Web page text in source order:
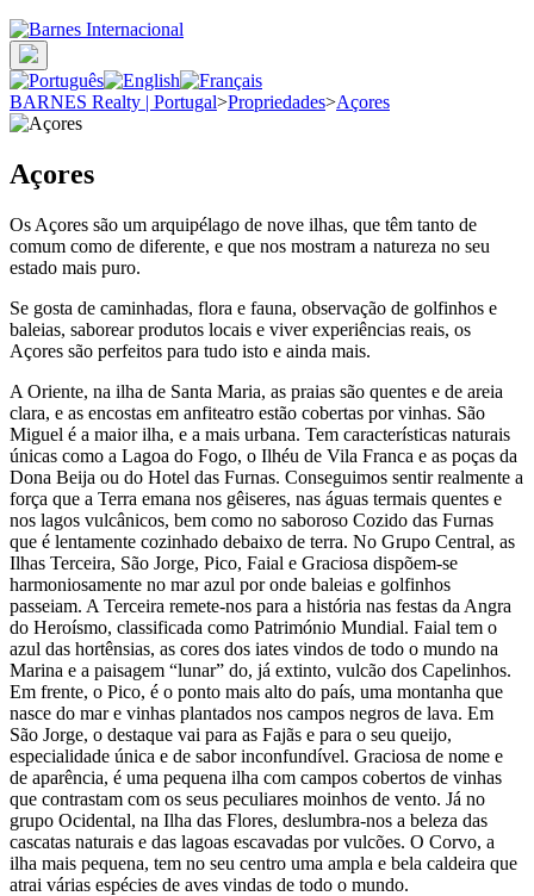
BARNES Realty | Portugal>Propriedades>Açores
Açores
Os Açores são um arquipélago de nove ilhas, que têm tanto de
comum como de diferente, e que nos mostram a natureza no seu
estado mais puro.
Se gosta de caminhadas, flora e fauna, observação de golfinhos e
baleias, saborear produtos locais e viver experiências reais, os
Açores são perfeitos para tudo isto e ainda mais.
A Oriente, na ilha de Santa Maria, as praias são quentes e de areia
clara, e as encostas em anfiteatro estão cobertas por vinhas. São
Miguel é a maior ilha, e a mais urbana. Tem características naturais
únicas como a Lagoa do Fogo, o Ilhéu de Vila Franca e as poças da
Dona Beija ou do Hotel das Furnas. Conseguimos sentir realmente a
força que a Terra emana nos gêiseres, nas águas termais quentes e
nos lagos vulcânicos, bem como no saboroso Cozido das Furnas
que é lentamente cozinhado debaixo de terra. No Grupo Central, as
Ilhas Terceira, São Jorge, Pico, Faial e Graciosa dispõem-se
harmoniosamente no mar azul por onde baleias e golfinhos
passeiam. A Terceira remete-nos para a história nas festas da Angra
do Heroísmo, classificada como Património Mundial. Faial tem o
azul das hortênsias, as cores dos iates vindos de todo o mundo na
Marina e a paisagem “lunar” do, já extinto, vulcão dos Capelinhos.
Em frente, o Pico, é o ponto mais alto do país, uma montanha que
nasce do mar e vinhas plantados nos campos negros de lava. Em
São Jorge, o destaque vai para as Fajãs e para o seu queijo,
especialidade única e de sabor inconfundível. Graciosa de nome e
de aparência, é uma pequena ilha com campos cobertos de vinhas
que contrastam com os seus peculiares moinhos de vento. Já no
grupo Ocidental, na Ilha das Flores, deslumbra-nos a beleza das
cascatas naturais e das lagoas escavadas por vulcões. O Corvo, a
ilha mais pequena, tem no seu centro uma ampla e bela caldeira que
atrai várias espécies de aves vindas de todo o mundo.